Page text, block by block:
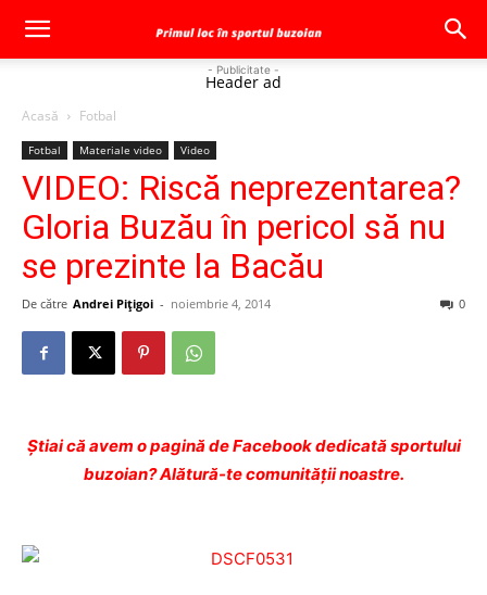
- Publicitate -
Header ad
Acasă Fotbal
Fotbal Materiale video Video
VIDEO: Riscă neprezentarea?
Gloria Buzău în pericol să nu
se prezinte la Bacău
De către Andrei Pițigoi - noiembrie 4, 2014 0
Ştiai că avem o pagină de Facebook dedicată sportului
buzoian? Alătură-te comunității noastre.